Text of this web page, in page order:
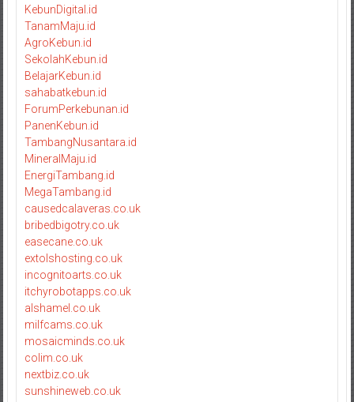
KebunDigital.id
TanamMaju.id
AgroKebun.id
SekolahKebun.id
BelajarKebun.id
sahabatkebun.id
ForumPerkebunan.id
PanenKebun.id
TambangNusantara.id
MineralMaju.id
EnergiTambang.id
MegaTambang.id
causedcalaveras.co.uk
bribedbigotry.co.uk
easecane.co.uk
extolshosting.co.uk
incognitoarts.co.uk
itchyrobotapps.co.uk
alshamel.co.uk
milfcams.co.uk
mosaicminds.co.uk
colim.co.uk
nextbiz.co.uk
sunshineweb.co.uk